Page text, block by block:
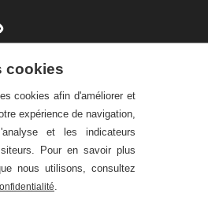
cookies
cookies afin d'améliorer et
expérience de navigation,
et les indicateurs
Pour en savoir plus
nous utilisons, consultez